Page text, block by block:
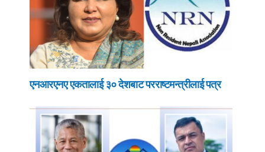
एनआरएनए एकतालाई ३० देशबाट परराष्टमन्त्रीलाई पत्र